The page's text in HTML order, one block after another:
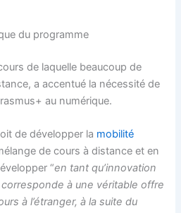
du programme
de laquelle beaucoup de
a accentué la nécessité de
au numérique.
de développer la mobilité
de cours à distance et en
“en tant qu’innovation
corresponde à une véritable offre
à l’étranger, à la suite du